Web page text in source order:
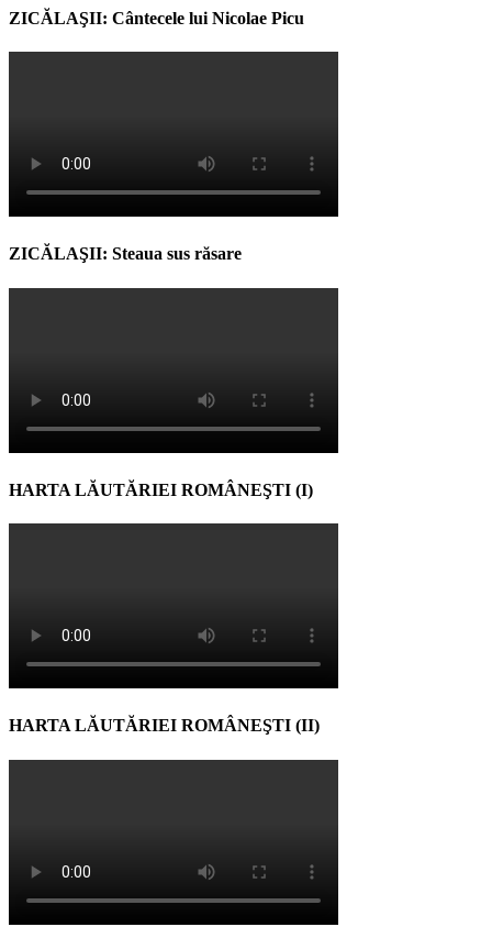
ZICĂLAŞII: Cântecele lui Nicolae Picu
ZICĂLAŞII: Steaua sus răsare
HARTA LĂUTĂRIEI ROMÂNEŞTI (I)
HARTA LĂUTĂRIEI ROMÂNEŞTI (II)